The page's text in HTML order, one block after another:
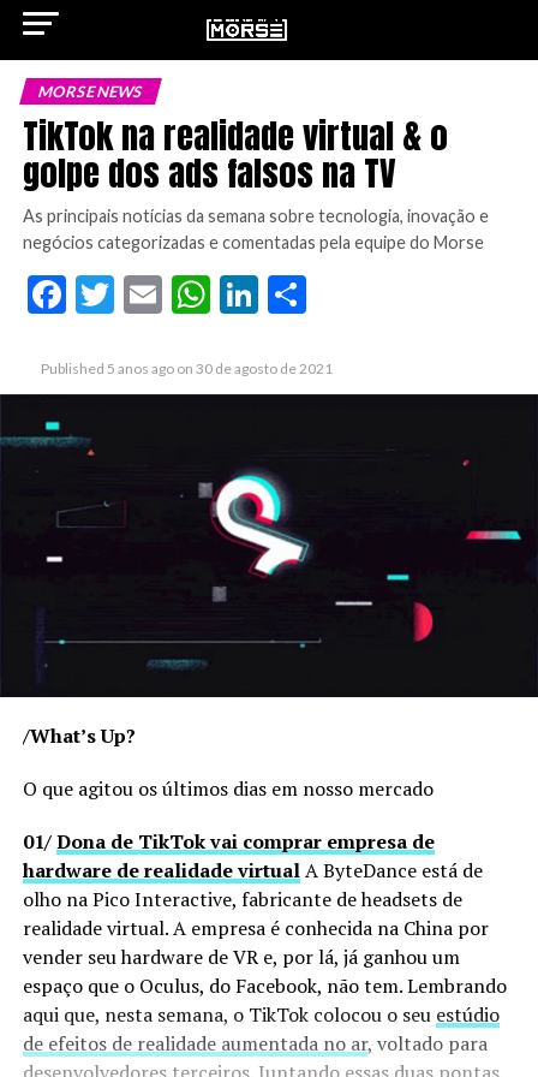
MORSE NEWS
TikTok na realidade virtual & o
golpe dos ads falsos na TV
As principais notícias da semana sobre tecnologia, inovação e
negócios categorizadas e comentadas pela equipe do Morse
Facebook
Twitter
EmailWhatsApp
LinkedIn
Share
Published 5 anos ago on 30 de agosto de 2021
/What’s Up?
O que agitou os últimos dias em nosso mercado
01/Dona de TikTok vai comprar empresa de
hardware de realidade virtualA ByteDance está de
olho na Pico Interactive, fabricante de headsets de
realidade virtual. A empresa é conhecida na China por
vender seu hardware de VR e, por lá, já ganhou um
espaço que o Oculus, do Facebook, não tem. Lembrando
aqui que, nesta semana, o TikTok colocou o seu estúdio
de efeitos de realidade aumentada no ar, voltado para